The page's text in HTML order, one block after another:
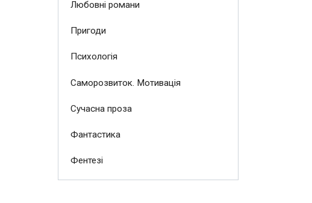
Любовні романи
Пригоди
Психологія
Саморозвиток. Мотивація
Сучасна проза
Фантастика
Фентезі